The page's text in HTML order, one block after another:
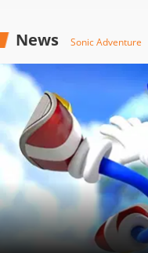
News Sonic Adventure